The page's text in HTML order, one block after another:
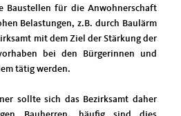
Baustellen für die Anwohnerschaft
Belastungen, z.B. durch Baulärm
mit dem Ziel der Stärkung der
bei den Bürgerinnen und
tätig werden.
sollte sich das Bezirksamt daher